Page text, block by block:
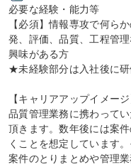
必要な経験・能力等
【必須】情報専攻で何ら
発、評価、品質、工程管
興味がある方
★未経験部分は入社後に
【キャリアアップイメー
品質管理業務に携わって
頂きます。数年後には案
くことを想定しています
案件のとりまとめや管理